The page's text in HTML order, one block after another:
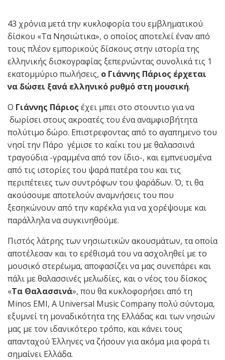
43 χρόνια μετά την κυκλοφορία του εμβληματικού
δίσκου «Τα Νησιώτικα», ο οποίος αποτελεί έναν από
τους πλέον εμπορικούς δίσκους στην ιστορία της
ελληνικής δισκογραφίας ξεπερνώντας συνολικά τις 1
εκατομμύριο πωλήσεις, ο Γιάννης Πάριος έρχεται
να δώσει ξανά ελληνικό ρυθμό στη μουσική.
Ο Γιάννης Πάριος έχει μπει στο στουντιο για να
δωρίσει στους ακροατές του ένα αναμφισβήτητα
πολύτιμο δώρο. Επιστρεφοντας από το αγαπημενο του
νησί την Πάρο γέμισε το καΐκι του με θαλασσινά
τραγούδια -γραμμένα από τον ίδιο-, και εμπνευσμένα
από τις ιστορίες του ψαρά πατέρα του και τις
περιπέτειες των συντρόφων του ψαράδων. Ό, τι θα
ακούσουμε αποτελούν αναμνήσεις του που
ξεσηκώνουν από την καρέκλα για να χορέψουμε και
παράλληλα να συγκινηθούμε.
Πιστός λάτρης των νησιωτικών ακουσμάτων, τα οποία
αποτέλεσαν και το ερέθισμά του να ασχοληθεί με το
μουσικό στερέωμα, αποφασίζει να μας συνεπάρει και
πάλι με θαλασσινές μελωδίες, και ο νέος του δίσκος
«Τα Θαλασσινά», που θα κυκλοφορήσει από τη
Minos EMI, A Universal Music Company πολύ σύντομα,
εξυμνεί τη μοναδικότητα της Ελλάδας και των νησιών
μας με τον ιδανικότερο τρόπο, και κάνει τους
απανταχού Έλληνες να ζήσουν για ακόμα μια φορά τι
σημαίνει Ελλάδα.